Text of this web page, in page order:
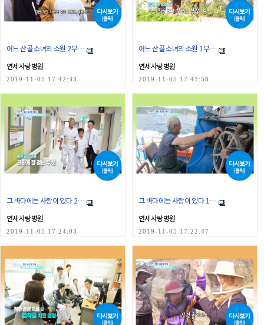
어느 산골 소녀의 소원 2부 - 강원 평창
연세사랑병원
2019-11-05 17:42:33
어느 산골 소녀의 소원 1부 - 강원 평창
연세사랑병원
2019-11-05 17:41:58
그 바다에는 사랑이 있다 2부 - 강원 삼척
연세사랑병원
2019-11-05 17:24:03
그 바다에는 사랑이 있다 1부 - 강원 삼척
연세사랑병원
2019-11-05 17:22:47